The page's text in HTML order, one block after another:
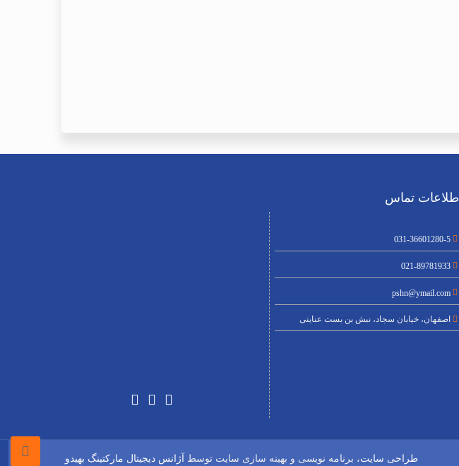
اطلاعات تماس
031-36601280-5
021-89781933
pshn@ymail.com
اصفهان، خیابان سجاد، نبش بن بست عنایتی
طراحی سایت، برنامه نویسی و بهینه سازی سایت توسط آژانس دیجیتال مارکتینگ بهیدو